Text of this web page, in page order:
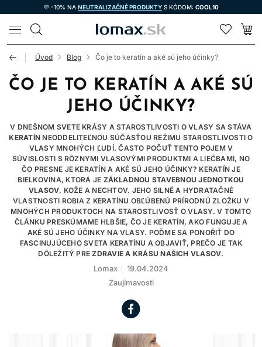
💜 -10% NA NEUTRALIZAČNÉ PRODUKTY S KÓDOM: COOL10
LOMAX
Úvod Blog Čo je to keratín a aké sú jeho účinky?
ČO JE TO KERATÍN A AKÉ SÚ
JEHO ÚČINKY?
V DNEŠNOM SVETE KRÁSY A STAROSTLIVOSTI O VLASY SA STÁVA
KERATÍN NEODDELITEĽNOU SÚČASŤOU REŽIMU STAROSTLIVOSTI O
VLASY MNOHÝCH ĽUDÍ. ČASTO POČUŤ TENTO POJEM V
SÚVISLOSTI S RÔZNYMI VLASOVÝMI PRODUKTMI A LIEČBAMI, NO
ČO PRESNE JE KERATÍN A AKÉ SÚ JEHO ÚČINKY? KERATÍN JE
BIELKOVINA, KTORÁ JE ZÁKLADNOU STAVEBNOU JEDNOTKOU
VLASOV, KOŽE A NECHTOV. JEHO SILNÉ A HYDRATAČNÉ
VLASTNOSTI ROBIA Z KERATÍNU OBĽÚBENÚ PRÍRODNÚ ZLOŽKU V
MNOHÝCH PRODUKTOCH NA STAROSTLIVOSŤ O VLASY. V TOMTO
ČLÁNKU PRESKÚMAME HLBŠIE, ČO JE KERATÍN, AKO FUNGUJE A
AKÉ SÚ JEHO ÚČINKY NA VLASY. POĎME SA PONOŘIŤ DO
FASCINUJÚCEHO SVETA KERATÍNU A OBJAVIŤ, PREČO JE TAK
DÔLEŽITÝ PREZDRAVIE A KRÁSU NAŠICH VLASOV.
Lomax
19.04.2024
Zaujímavosti